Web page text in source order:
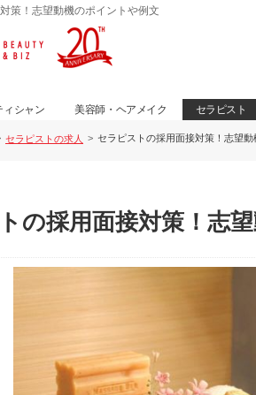
策！志望動機のポイントや例文
ィシャン 美容師・ヘアメイク セラピスト
セラピストの求人 セラピストの採用面接対策！志望
の採用面接対策！志